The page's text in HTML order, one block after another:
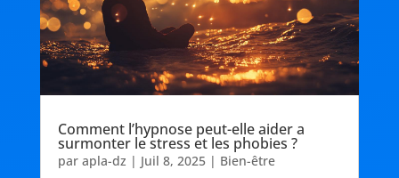
Comment l’hypnose peut-elle aider a
surmonter le stress et les phobies ?
par apla-dz | Juil 8, 2025| Bien-être